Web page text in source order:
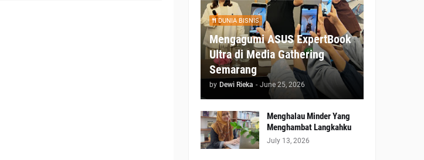
DUNIA BISNIS
Mengagumi ASUS ExpertBook
Ultra di Media Gathering
Semarang
by Dewi Rieka - June 25, 2026
Menghalau Minder Yang
Menghambat Langkahku
July 13, 2026